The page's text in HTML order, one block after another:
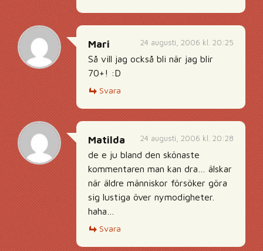
24 augusti, 2006 kl. 20:25
Mari
Så vill jag också bli när jag blir
70+! :D
Svara
24 augusti, 2006 kl. 20:28
Matilda
de e ju bland den skönaste
kommentaren man kan dra… älskar
när äldre människor försöker göra
sig lustiga över nymodigheter.
haha…
Svara